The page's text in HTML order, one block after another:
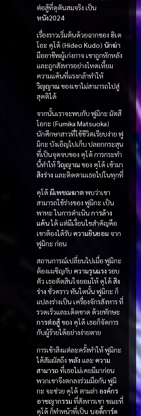
ต่อสู้ที่ดุดันสมจริง เป็น
หนัง2024
เรื่องราวเริ่มต้นด้วยฉากของ ฮิเด
โอะ คุโด้ (Hideo Kudo) นักฆ่า
มืออาชีพผู้เก่งกาจ เขาถูกหักหลัง
และถูกสังหารอย่างโหดเหี้ยม
ความแค้นที่แรงกล้าทำให้
วิญญาณของเขาไม่สามารถไปสู่
สุคติได้
จากนั้นเราจะพบกับ ฟูมิกะ มัตสึ
โอกะ (Fumika Matsuoka)
นักศึกษาสาวที่ใช้ชีวิตเรียบง่าย ฟู
มิกะ บังเอิญไปเก็บ ปลอกกระสุน
ที่เป็นจุดจบของ คุโด้ การกระทำ
นี้ทำให้วิญญาณของ คุโด้ เข้ามา
สิงร่าง และติดตามเธอไปในทุกที่
คุโด้ผีเพชฌฆาต พบว่าเขา
สามารถใช้ร่างของ ฟูมิกะ เป็น
พาหะ ในการดำเนิน การล้าง
แค้นได้ แต่มีเงื่อนไขสำคัญคือ
เขาต้องได้รับ ความยินยอม จาก
ฟูมิกะ ก่อน
สถานการณ์เปลี่ยนไปเมื่อ ฟูมิกะ
ต้องเผชิญกับ ความรุนแรง รอบ
ตัว เธอตัดสินใจยอมให้ คุโด้สิง
ร่าง ชั่วคราว ทันใดนั้น ฟูมิกะ ก็
แปลงร่างเป็น เครื่องจักรสังหาร ที่
รวดเร็วและเด็ดขาด ด้วยทักษะ
การต่อสู้ของ คุโด้ เธอก็จัดการ
กับผู้ร้ายได้อย่างง่ายดาย
การเข้าสิงแต่ละครั้งทำให้ ฟูมิกะ
ได้สัมผัสถึง พลัง และ ความ
สามารถ ที่เธอไม่เคยมีมาก่อน
พวกเขาจึงตกลงร่วมมือกัน ฟูมิ
กะ จะช่วย คุโด้ ตามล่า องค์กร
อาชญากรรม ที่สังหารเขา ขณะที่
คุโด้ ก็ทำหน้าที่เป็น บอดี้การ์ด